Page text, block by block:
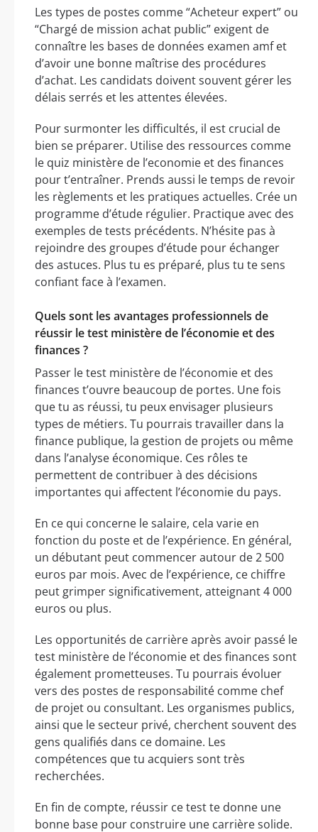
Les types de postes comme “Acheteur expert” ou
“Chargé de mission achat public” exigent de
connaître les bases de données examen amf et
d’avoir une bonne maîtrise des procédures
d’achat. Les candidats doivent souvent gérer les
délais serrés et les attentes élevées.
Pour surmonter les difficultés, il est crucial de
bien se préparer. Utilise des ressources comme
le quiz ministère de l’economie et des finances
pour t’entraîner. Prends aussi le temps de revoir
les règlements et les pratiques actuelles. Crée un
programme d’étude régulier. Practique avec des
exemples de tests précédents. N’hésite pas à
rejoindre des groupes d’étude pour échanger
des astuces. Plus tu es préparé, plus tu te sens
confiant face à l’examen.
Quels sont les avantages professionnels de
réussir le test ministère de l’économie et des
finances ?
Passer le test ministère de l’économie et des
finances t’ouvre beaucoup de portes. Une fois
que tu as réussi, tu peux envisager plusieurs
types de métiers. Tu pourrais travailler dans la
finance publique, la gestion de projets ou même
dans l’analyse économique. Ces rôles te
permettent de contribuer à des décisions
importantes qui affectent l’économie du pays.
En ce qui concerne le salaire, cela varie en
fonction du poste et de l’expérience. En général,
un débutant peut commencer autour de 2 500
euros par mois. Avec de l’expérience, ce chiffre
peut grimper significativement, atteignant 4 000
euros ou plus.
Les opportunités de carrière après avoir passé le
test ministère de l’économie et des finances sont
également prometteuses. Tu pourrais évoluer
vers des postes de responsabilité comme chef
de projet ou consultant. Les organismes publics,
ainsi que le secteur privé, cherchent souvent des
gens qualifiés dans ce domaine. Les
compétences que tu acquiers sont très
recherchées.
En fin de compte, réussir ce test te donne une
bonne base pour construire une carrière solide.